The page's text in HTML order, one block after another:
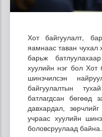
Хот байгуулалт,
яамнаас таван чухал
барьж
хуулийн нэг бол Хот
шинэчилсэн
байгуулалтын
батлагдсан бөгөөд
давхардал,
учраас хуулийн
боловсруулаад байна.